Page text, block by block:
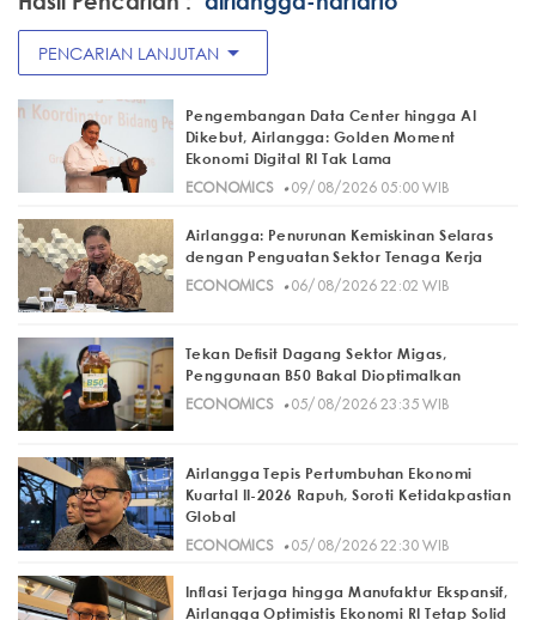
PENCARIAN LANJUTAN arrow_drop_down
Pengembangan Data Center hingga AI
Dikebut, Airlangga: Golden Moment
Ekonomi Digital RI Tak Lama
ECONOMICS· 09/08/2026 05:00 WIB
Airlangga: Penurunan Kemiskinan Selaras
dengan Penguatan Sektor Tenaga Kerja
ECONOMICS· 06/08/2026 22:02 WIB
Tekan Defisit Dagang Sektor Migas,
Penggunaan B50 Bakal Dioptimalkan
ECONOMICS· 05/08/2026 23:35 WIB
Airlangga Tepis Pertumbuhan Ekonomi
Kuartal II-2026 Rapuh, Soroti Ketidakpastian
Global
ECONOMICS· 05/08/2026 22:30 WIB
Inflasi Terjaga hingga Manufaktur Ekspansif,
Airlangga Optimistis Ekonomi RI Tetap Solid